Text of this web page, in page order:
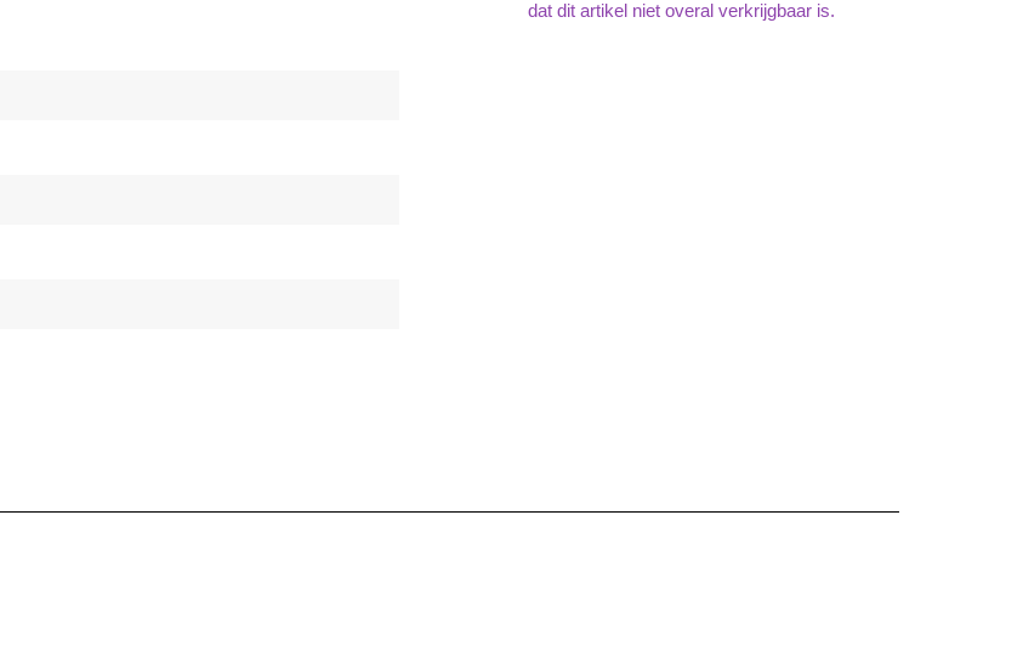
dat dit artikel niet overal verkrijgbaar is.